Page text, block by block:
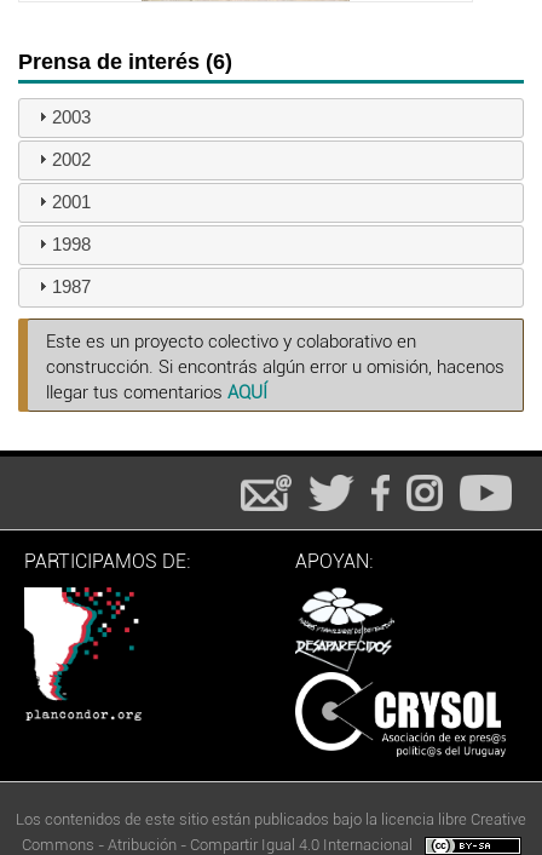
Prensa de interés (6)
2003
2002
2001
1998
1987
Este es un proyecto colectivo y colaborativo en
construcción. Si encontrás algún error u omisión, hacenos
llegar tus comentarios AQUÍ
PARTICIPAMOS DE: APOYAN:
Los contenidos de este sitio están publicados bajo la licencia libre Creative
Commons - Atribución - Compartir Igual 4.0 Internacional